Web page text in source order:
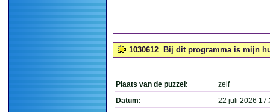
1030612 Bij dit programma is mijn
Plaats van de puzzel:
zelf
Datum:
22 juli 2026